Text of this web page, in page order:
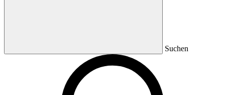
Suchen